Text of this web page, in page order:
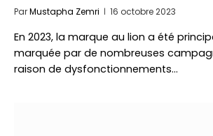
ParMustapha Zemri 16 octobre 2023
En 2023, la marque au lion a été
marquée par de nombreuses
raison de dysfonctionnements…